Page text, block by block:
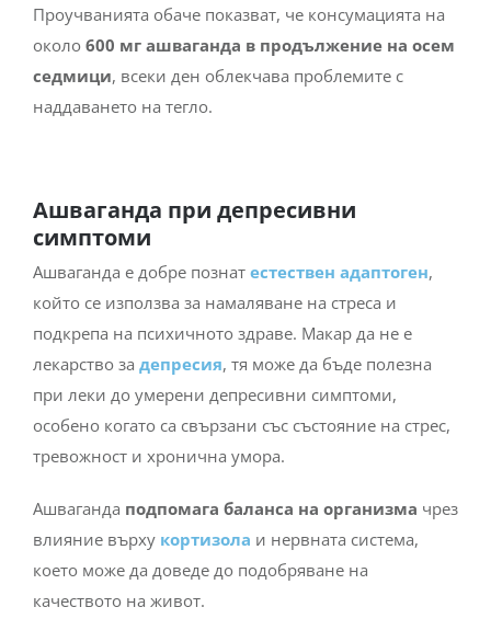
около600 мг ашваганда в продължение на осем
седмици, всеки ден облекчава проблемите с
наддаването на тегло.
симптоми
Ашваганда е добре познат
който се използва за намаляване на стреса и
подкрепа на психичното здраве. Макар да не е
лекарство задепресия, тя може да бъде полезна
при леки до умерени депресивни симптоми,
особено когато са свързани със състояние на стрес,
тревожност и хронична умора.
влияние върхукортизолаи нервната система,
което може да доведе до подобряване на
качеството на живот.